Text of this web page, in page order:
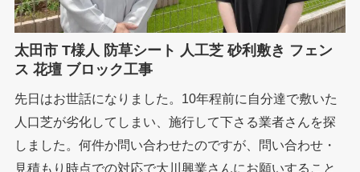
太田市 T様人 防草シート 人工芝 砂利敷き フェン
ス 花壇 ブロック工事
先日はお世話になりました。10年程前に自分達で敷いた
人口芝が劣化してしまい、施行して下さる業者さんを探
しました。何件か問い合わせたのですが、問い合わせ・
見積もり時点での対応で大川興業さんにお願いすること